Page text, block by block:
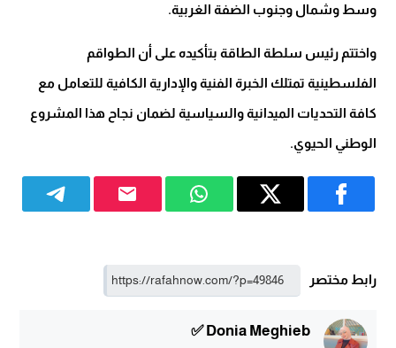
وسط وشمال وجنوب الضفة الغربية.
واختتم رئيس سلطة الطاقة بتأكيده على أن الطواقم
الفلسطينية تمتلك الخبرة الفنية والإدارية الكافية للتعامل مع
كافة التحديات الميدانية والسياسية لضمان نجاح هذا المشروع
الوطني الحيوي.
رابط مختصر
Donia Meghieb ✅